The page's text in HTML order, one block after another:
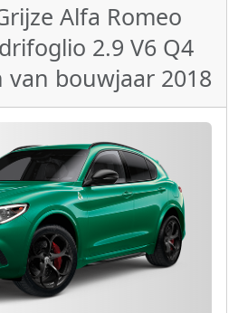
Alfa Romeo
2.9 V6 Q4
bouwjaar 2018